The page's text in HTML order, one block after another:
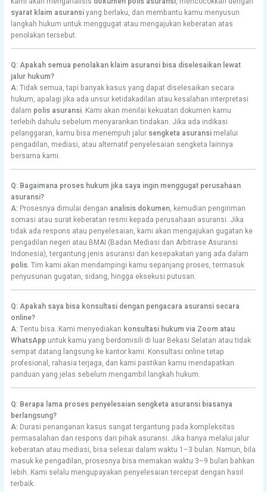
syarat klaim asuransiyang berlaku, dan membantu kamu menyusun
langkah hukum untuk menggugat atau mengajukan keberatan atas
penolakan tersebut.
Q: Apakah semua penolakan klaim asuransi bisa diselesaikan lewat
jalur hukum?
A:Tidak semua, tapi banyak kasus yang dapat diselesaikan secara
hukum, apalagi jika ada unsur ketidakadilan atau kesalahan interpretasi
dalam polis asuransi. Kami akan menilai kekuatan dokumen kamu
terlebih dahulu sebelum menyarankan tindakan. Jika ada indikasi
pelanggaran, kamu bisa menempuh jalur sengketa asuransi melalui
pengadilan, mediasi, atau alternatif penyelesaian sengketa lainnya
bersama kami.
Q: Bagaimana proses hukum jika saya ingin menggugat perusahaan
asuransi?
A: Prosesnya dimulai dengan analisis dokumen, kemudian pengiriman
somasi atau surat keberatan resmi kepada perusahaan asuransi. Jika
tidak ada respons atau penyelesaian, kami akan mengajukan gugatan ke
pengadilan negeri atau BMAI (Badan Mediasi dan Arbitrase Asuransi
Indonesia), tergantung jenis asuransi dan kesepakatan yang ada dalam
polis. Tim kami akan mendampingi kamu sepanjang proses, termasuk
penyusunan gugatan, sidang, hingga eksekusi putusan.
Q: Apakah saya bisa konsultasi dengan pengacara asuransi secara
online?
A:Tentu bisa. Kami menyediakan konsultasi hukum via Zoom atau
WhatsApp untuk kamu yang berdomisili di luar Bekasi Selatan atau tidak
sempat datang langsung ke kantor kami. Konsultasi online tetap
profesional, rahasia terjaga, dan kami pastikan kamu mendapatkan
panduan yang jelas sebelum mengambil langkah hukum.
Q: Berapa lama proses penyelesaian sengketa asuransi biasanya
berlangsung?
A: Durasi penanganan kasus sangat tergantung pada kompleksitas
permasalahan dan respons dari pihak asuransi. Jika hanya melalui jalur
keberatan atau mediasi, bisa selesai dalam waktu 1–3 bulan. Namun, bila
masuk ke pengadilan, prosesnya bisa memakan waktu 3–9 bulan bahkan
lebih. Kami selalu mengupayakan penyelesaian tercepat dengan hasil
terbaik.